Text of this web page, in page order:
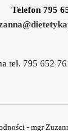
Telefon 795
tel. 795 652
- mgr